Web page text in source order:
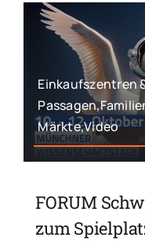
Einkaufszentren
Märkte,Video
FORUM
zum